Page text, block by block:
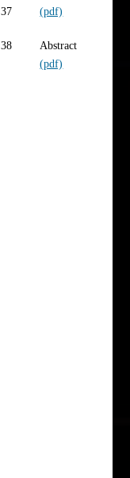
37
38
(pdf)
Abstract
(pdf)